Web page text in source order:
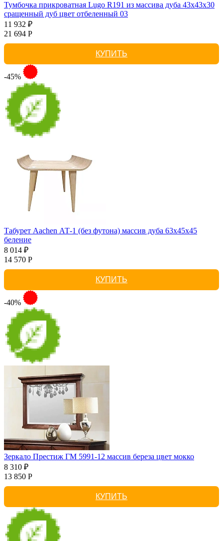
Тумбочка прикроватная Lugo R191 из массива дуба 43х43х30
сращенный дуб цвет отбеленный 03
11 932 ₽
21 694 Р
КУПИТЬ
-45%
Табурет Aachen АТ-1 (без футона) массив дуба 63х45х45
беление
8 014 ₽
14 570 Р
КУПИТЬ
-40%
Зеркало Престиж ГМ 5991-12 массив береза цвет мокко
8 310 ₽
13 850 Р
КУПИТЬ